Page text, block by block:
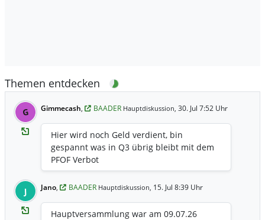
Themen entdecken
G Gimmecash, BAADER Hauptdiskussion, 30. Jul 7:52 Uhr
Hier wird noch Geld verdient, bin
gespannt was in Q3 übrig bleibt mit dem
PFOF Verbot
J Jano, BAADER Hauptdiskussion, 15. Jul 8:39 Uhr
Hauptversammlung war am 09.07.26